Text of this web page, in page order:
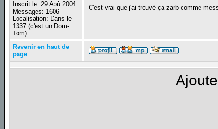
Inscrit le: 29 Aoû 2004
Messages: 1606
Localisation: Dans le
1337 (c'est un Dom-
Tom)
C'est vrai que j'ai trouvé ça zarb comme
Revenir en haut de
page